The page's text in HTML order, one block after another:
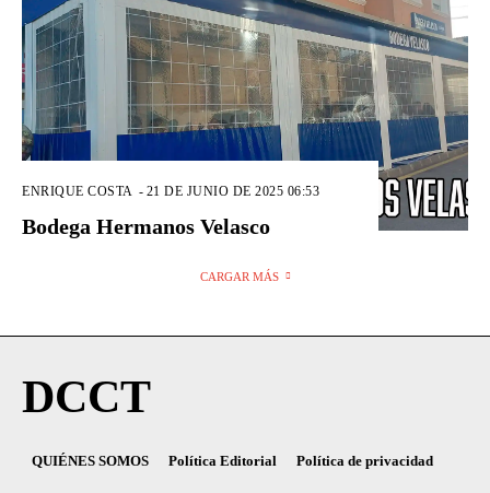
ENRIQUE COSTA - 21 DE JUNIO DE 2025 06:53
Bodega Hermanos Velasco
CARGAR MÁS
DCCT
QUIÉNES SOMOS Política Editorial Política de privacidad